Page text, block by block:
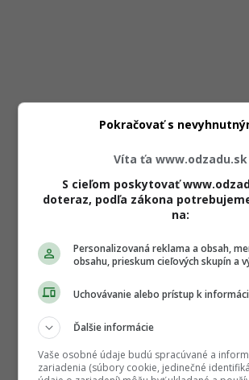
Víta ťa www.odzadu.sk
S cieľom poskytovať
doteraz, podľa zákona
na:
Personalizovaná reklama a obsah,
obsahu, prieskum cieľových skupín a
Uchovávanie alebo prístup k
Ďalšie informácie
Vaše osobné údaje budú spracúvané a
zariadenia (súbory cookie, jedinečné
Pokračovať s